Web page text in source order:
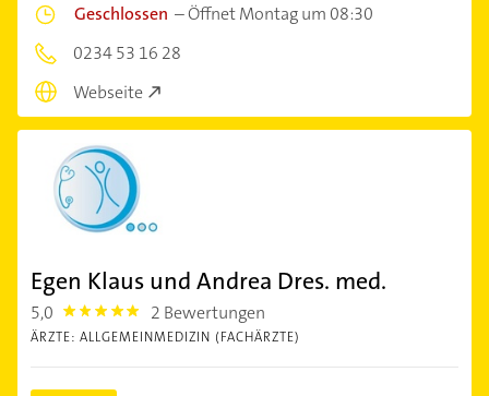
Geschlossen –Öffnet Montag um 08:30
0234 53 16 28
Webseite
Egen Klaus und Andrea Dres. med.
5,0 5.0 2 Bewertungen
ÄRZTE: ALLGEMEINMEDIZIN (FACHÄRZTE)